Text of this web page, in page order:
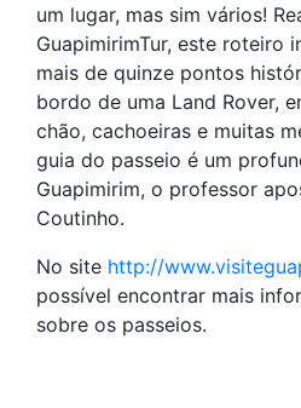
um lugar, mas sim vários!
GuapimirimTur, este roteiro
mais de quinze pontos
bordo de uma Land Rover,
chão, cachoeiras e muitas
guia do passeio é um
Guapimirim, o professor
Coutinho.
No site http://
possível encontrar mais
sobre os passeios.